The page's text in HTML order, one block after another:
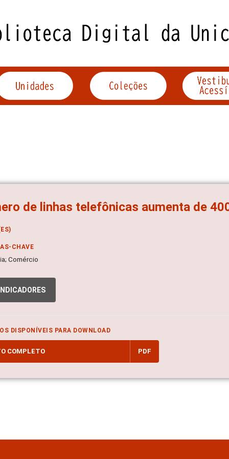
de linhas telefônicas aumenta de
CHAVE
Comércio
INDICADORES
DISPONÍVEIS PARA DOWNLOAD
COMPLETO PDF